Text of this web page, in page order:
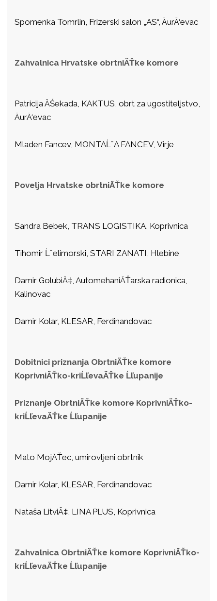
Spomenka Tomrlin, Frizerski salon „AS“, ÄurÄ‘evac
Zahvalnica Hrvatske obrtniÄŤke komore
Patricija ÄŚekada, KAKTUS, obrt za ugostiteljstvo,
ÄurÄ‘evac
Mladen Fancev, MONTAĹ˝A FANCEV, Virje
Povelja Hrvatske obrtniÄŤke komore
Sandra Bebek, TRANS LOGISTIKA, Koprivnica
Tihomir Ĺ˝elimorski, STARI ZANATI, Hlebine
Damir GolubiÄ‡, AutomehaniÄŤarska radionica,
Kalinovac
Damir Kolar, KLESAR, Ferdinandovac
Dobitnici priznanja ObrtniÄŤke komore
KoprivniÄŤko-kriĹľevaÄŤke Ĺľupanije
Priznanje ObrtniÄŤke komore KoprivniÄŤko-
kriĹľevaÄŤke Ĺľupanije
Mato MojÄŤec, umirovljeni obrtnik
Damir Kolar, KLESAR, Ferdinandovac
Nataša LitviÄ‡, LINA PLUS, Koprivnica
Zahvalnica ObrtniÄŤke komore KoprivniÄŤko-
kriĹľevaÄŤke Ĺľupanije